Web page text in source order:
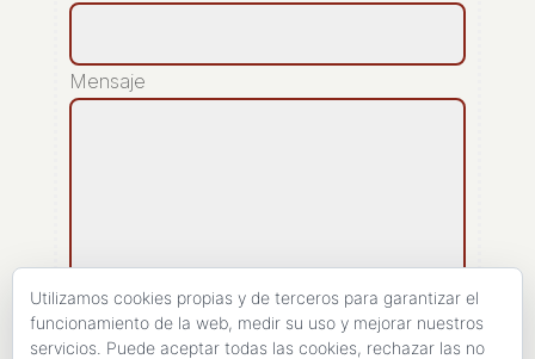
Mensaje
Utilizamos cookies propias y de terceros para garantizar el
funcionamiento de la web, medir su uso y mejorar nuestros
servicios. Puede aceptar todas las cookies, rechazar las no